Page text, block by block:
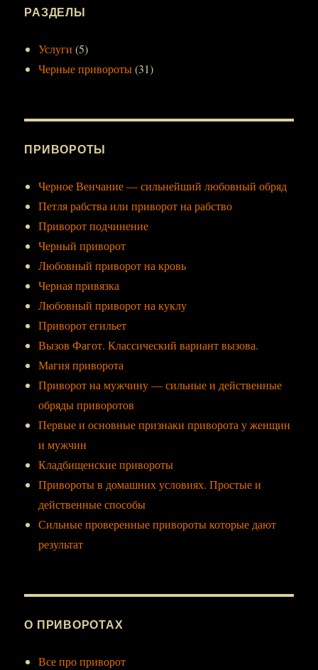
РАЗДЕЛЫ
Услуги (5)
Черные привороты(31)
ПРИВОРОТЫ
Черное Венчание — сильнейший любовный обряд
Петля рабства или приворот на рабство
Приворот подчинение
Черный приворот
Любовный приворот на кровь
Черная привязка
Любовный приворот на куклу
Приворот егильет
Вызов Фагот. Классический вариант вызова.
Магия приворота
Приворот на мужчину — сильные и действенные
обряды приворотов
Первые и основные признаки приворота у женщин
и мужчин
Кладбищенские привороты
Привороты в домашних условиях. Простые и
действенные способы
Сильные проверенные привороты которые дают
результат
О ПРИВОРОТАХ
Все про приворот